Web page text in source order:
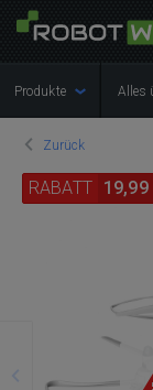
Produkte Alles
Zurück
RABATT 19,99